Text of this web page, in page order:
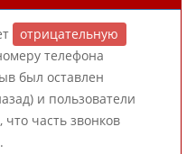
отрицательную
телефона
был оставлен
и пользователи
что часть звонков